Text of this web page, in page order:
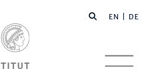
EN | DE